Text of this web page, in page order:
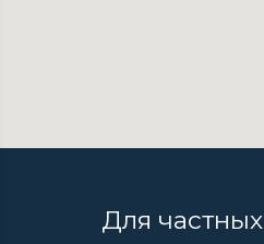
Для частных